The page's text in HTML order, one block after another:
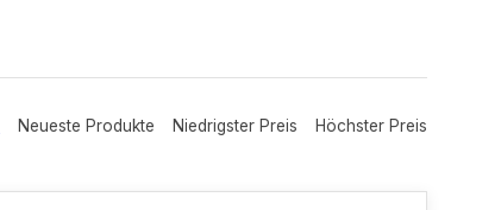
Neueste Produkte Niedrigster Preis Höchster Preis